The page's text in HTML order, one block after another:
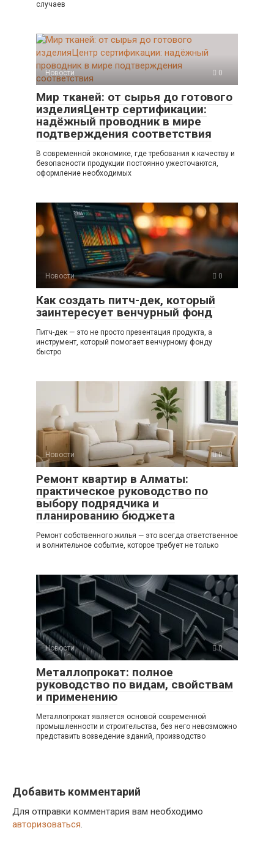
случаев
Новости 0
Мир тканей: от сырья до готового
изделияЦентр сертификации:
надёжный проводник в мире
подтверждения соответствия
В современной экономике, где требования к качеству и
безопасности продукции постоянно ужесточаются,
оформление необходимых
Новости 0
Как создать питч-дек, который
заинтересует венчурный фонд
Питч-дек — это не просто презентация продукта, а
инструмент, который помогает венчурному фонду
быстро
Новости 0
Ремонт квартир в Алматы:
практическое руководство по
выбору подрядчика и
планированию бюджета
Ремонт собственного жилья — это всегда ответственное
и волнительное событие, которое требует не только
Новости 0
Металлопрокат: полное
руководство по видам, свойствам
и применению
Металлопрокат является основой современной
промышленности и строительства, без него невозможно
представить возведение зданий, производство
Добавить комментарий
Для отправки комментария вам необходимо
авторизоваться.